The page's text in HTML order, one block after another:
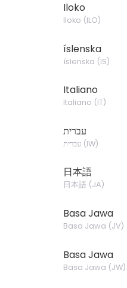
Iloko
Iloko (ILO)
íslenska
íslenska (IS)
Italiano
Italiano (IT)
עברית
עברית(IW)
日本語
日本語(JA)
Basa Jawa
Basa Jawa (JV)
Basa Jawa
Basa Jawa (JW)